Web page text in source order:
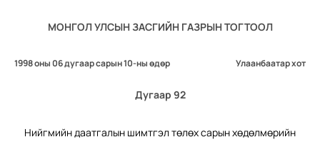
МОНГОЛ УЛСЫН ЗАСГИЙН ГАЗРЫН ТОГТООЛ
1998 оны 06 дугаар сарын 10-ны өдөр Улаанбаатар хот
Дугаар 92
Нийгмийн даатгалын шимтгэл төлөх сарын хөдөлмөрийн